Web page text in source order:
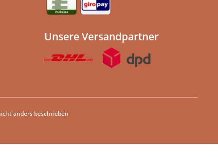
Unsere Versandpartner
anders beschrieben